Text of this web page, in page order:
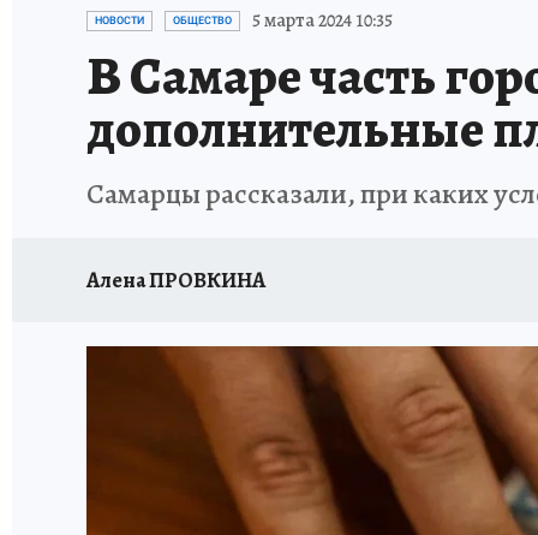
НАДЕЖНЫЕ РАБОТОДАТЕЛИ
НОВЫЙ ГОД В САМАРЕ КП В МАХ
КУЙБЫШЕВ - ФРОНТУ ИТОГИ ГОДА-2024
ЗАПОВЕДНАЯ РОССИЯ СЧАСТЬЕ В СЕМЬЕ
НОВОСТИ ОБЩЕСТВО 5 марта 2024 10:35
В Самаре часть
дополнительные
Самарцы рассказали, при каких
Алена ПРОВКИНА